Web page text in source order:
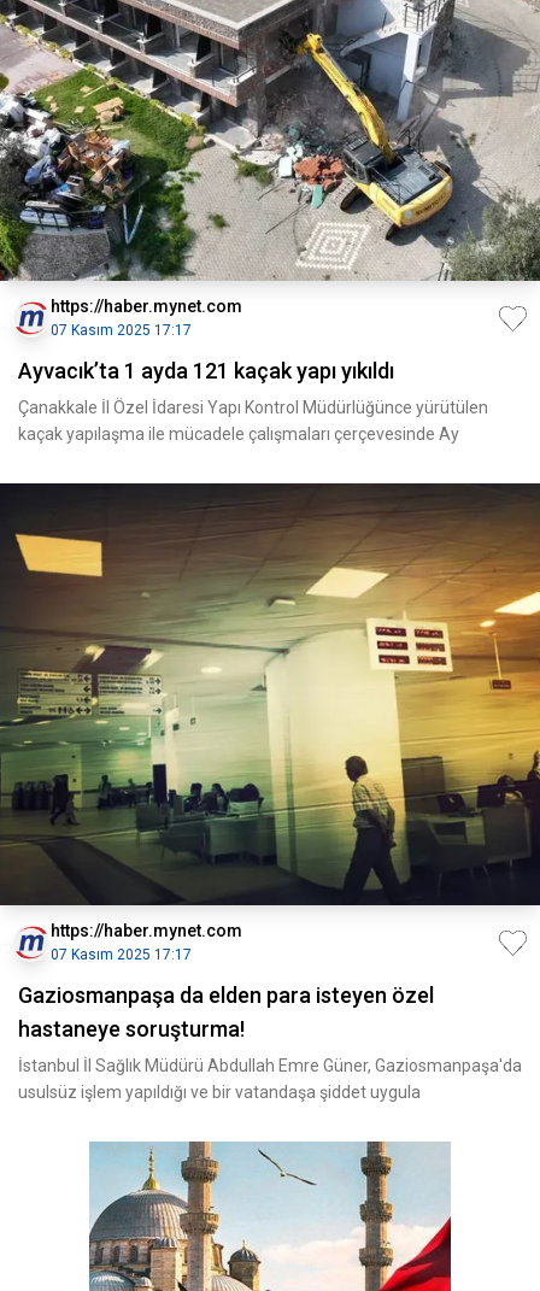
https://haber.mynet.com
07 Kasım 2025 17:17
Ayvacık’ta 1 ayda 121 kaçak yapı yıkıldı
Çanakkale İl Özel İdaresi Yapı Kontrol Müdürlüğünce yürütülen
kaçak yapılaşma ile mücadele çalışmaları çerçevesinde Ay
https://haber.mynet.com
07 Kasım 2025 17:17
Gaziosmanpaşa da elden para isteyen özel
hastaneye soruşturma!
İstanbul İl Sağlık Müdürü Abdullah Emre Güner, Gaziosmanpaşa'da
usulsüz işlem yapıldığı ve bir vatandaşa şiddet uygula